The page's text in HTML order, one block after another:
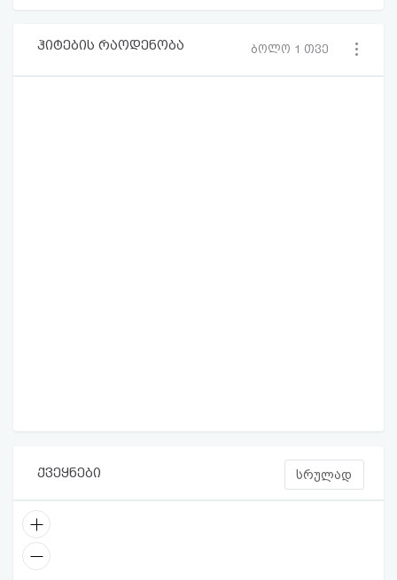
ჰიტების რაოდენობა ბოლო 1 თვე
ქვეყნები სრულად